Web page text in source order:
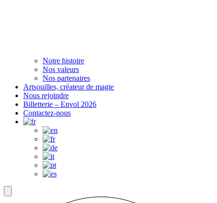
Notre histoire
Nos valeurs
Nos partenaires
Artsouilles, créateur de magie
Nous rejoindre
Billetterie – Envol 2026
Contactez-nous